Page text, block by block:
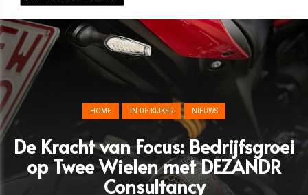
HOME IN-DE-KIJKER NIEUWS
De Kracht van Focus: Bedrijfsgroei
op Twee Wielen met DEZANDR
Consultancy